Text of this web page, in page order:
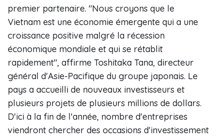
premier partenaire. "Nous croyons que le
Vietnam est une économie émergente qui a une
croissance positive malgré la récession
économique mondiale et qui se rétablit
rapidement", affirme Toshitaka Tana, directeur
général d'Asie-Pacifique du groupe japonais. Le
pays a accueilli de nouveaux investisseurs et
plusieurs projets de plusieurs millions de dollars.
D'ici à la fin de l'année, nombre d'entreprises
viendront chercher des occasions d'investissement